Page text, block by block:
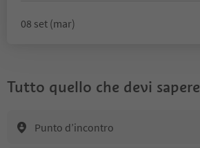
08 set (mar)
Tutto quello che devi sapere
Punto d’incontro